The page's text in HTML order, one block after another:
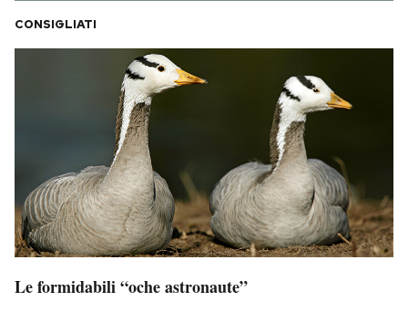
CONSIGLIATI
Le formidabili “oche astronaute”